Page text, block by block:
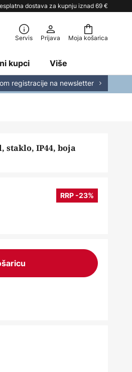
dostava za kupnju iznad 69 €
Moja košarica
Servis Prijava
kupci Više
registracije na newsletter
IP44, boja
RRP -23%